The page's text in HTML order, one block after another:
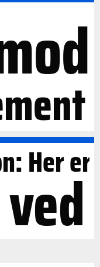
Her er